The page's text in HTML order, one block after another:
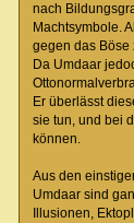
nach
Machtsymbole.
gegen das Böse
Da Umdaar
Er überlässt
sie tun, und bei
können.
Aus den
Umdaar sind
Illusionen,